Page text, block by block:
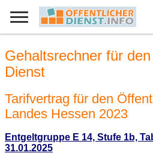
Gehaltsrechner für
Dienst
Tarifvertrag für den
Landes Hessen 2023
Entgeltgruppe E 14, Stufe 1b,
31.01.2025